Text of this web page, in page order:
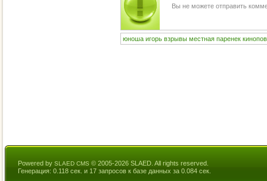
Вы не можете отправить
юноша игорь взрывы местная паренек
Powered by SLAED CMS © 2005-2026 SLAED. All rights reserved.
Генерация: 0.118 сек. и 17 запросов к базе данных за 0.084 сек.